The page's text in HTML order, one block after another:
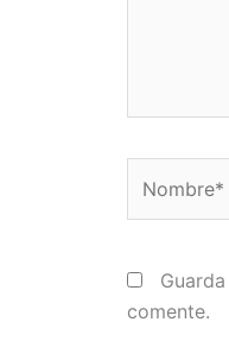
comente.